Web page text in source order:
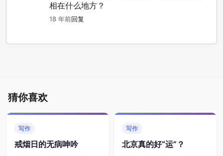
相在什么地方？
18 年前回复
猜你喜欢
写作
戒烟日的无病呻吟
写作
北京真的好“运”？